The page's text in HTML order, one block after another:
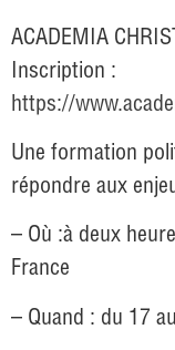
ACADEMIA
Inscription :
https://
Une formation
répondre aux
– Où :à deux
France
– Quand : du 17